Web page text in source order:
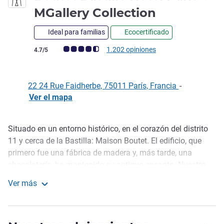
MGallery Collection
Ideal para familias Ecocertificado
Nota de clientes de Avis (Clasificación de ALL)
4.7/5 1.202 opiniones
22 24 Rue Faidherbe, 75011 París, Francia -
Ver el mapa
Descripción
Situado en un entorno histórico, en el corazón del distrito
11 y cerca de la Bastilla: Maison Boutet. El edificio, que
primero fue una fábrica de madera y, más tarde, una
8 con terraza. Relájese en el spa con piscina, sauna,
Ver más